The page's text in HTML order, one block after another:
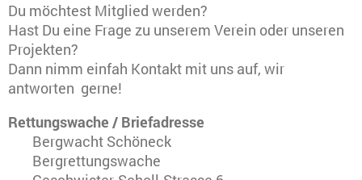
Du möchtest Mitglied werden?
Hast Du eine Frage zu unserem Verein oder unseren
Projekten?
Dann nimm einfah Kontakt mit uns auf, wir
antworten gerne!
Rettungswache / Briefadresse
Bergwacht Schöneck
Bergrettungswache